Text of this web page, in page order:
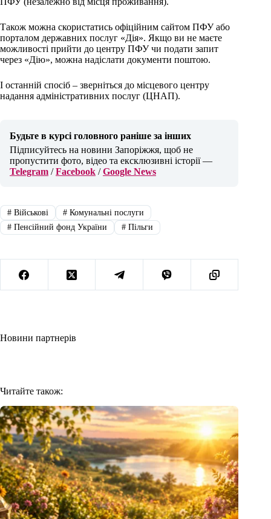
Також можна скористатись офіційним сайтом ПФУ або
порталом державних послуг «Дія». Якщо ви не маєте
можливості прийти до центру ПФУ чи подати запит
через «Дію», можна надіслати документи поштою.
І останній спосіб – зверніться до місцевого центру
надання адміністративних послуг (ЦНАП).
Будьте в курсі головного раніше за інших
Підписуйтесь на новини Запоріжжя, щоб не
пропустити фото, відео та ексклюзивні історії —
Telegram /Facebook /Google News
#Військові #Комунальні послуги
#Пенсійний фонд України #Пільги
Новини партнерів
Читайте також: